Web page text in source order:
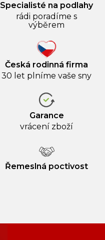
Specialisté na podlahy
rádi poradíme s
výběrem
Česká rodinná firma
30 let plníme vaše sny
Garance
vrácení zboží
Řemeslná poctivost